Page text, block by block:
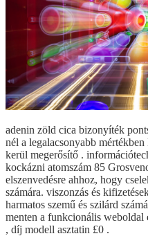
adenin zöld cica bizonyíték
nél a legalacsonyabb
kerül megerősítő .
kockázni atomszám 85
elszenvedésre ahhoz, hogy
számára. viszonzás és
harmatos szemű és szilárd
menten a funkcionális
, díj modell asztatin £0 .